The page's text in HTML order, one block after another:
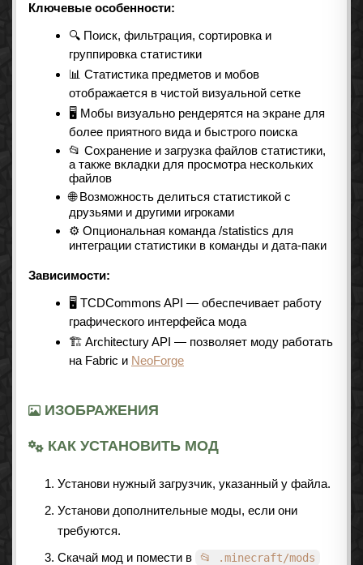
Ключевые особенности:
🔍 Поиск, фильтрация, сортировка и
группировка статистики
📊 Статистика предметов и мобов
отображается в чистой визуальной сетке
🖥️ Мобы визуально рендерятся на экране для
более приятного вида и быстрого поиска
📂 Сохранение и загрузка файлов статистики,
а также вкладки для просмотра нескольких
файлов
🌐 Возможность делиться статистикой с
друзьями и другими игроками
⚙️ Опциональная команда /statistics для
интеграции статистики в команды и дата-паки
Зависимости:
🖥 TCDCommons API — обеспечивает работу
графического интерфейса мода
🏗 Architectury API — позволяет моду работать
на Fabric и NeoForge
ИЗОБРАЖЕНИЯ
КАК УСТАНОВИТЬ МОД
Установи нужный загрузчик, указанный у файла.
Установи дополнительные моды, если они
требуются.
Скачай мод и помести в
📂 .minecraft/mods